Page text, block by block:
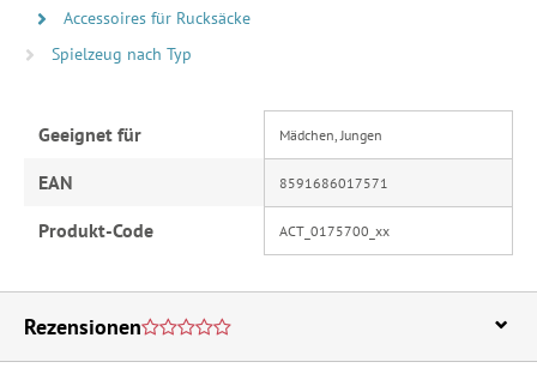
Accessoires für Rucksäcke
Spielzeug nach Typ
Geeignet für Mädchen, Jungen
EAN 8591686017571
Produkt-Code ACT_0175700_xx
Rezensionen